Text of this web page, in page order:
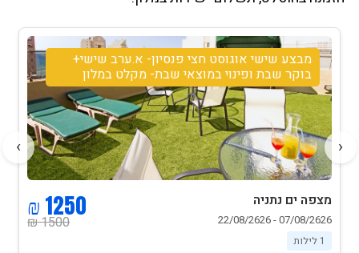
מבצע שישי אוגוסט חצי פנסיון- א.ערב שישי+
בוקר שבת ופינוי במוצאי שבת- מקלט במלון
מצפה ים נתניה
07/08/2626 - 22/08/2626
1 לילות
1500 ₪
1250 ₪
‹
›